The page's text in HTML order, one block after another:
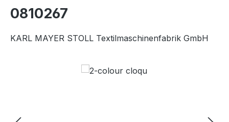
0810267
KARL MAYER STOLL Textilmaschinenfabrik GmbH
Salta la galleria di immagini